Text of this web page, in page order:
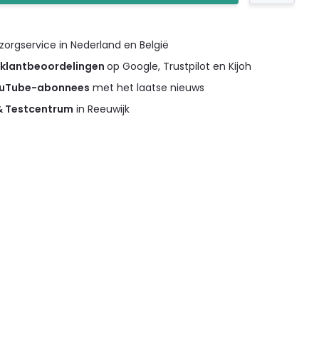
in Nederland en België
klantbeoordelingenop Google, Trustpilot en Kijoh
abonnees met het laatse nieuws
Testcentrum in Reeuwijk